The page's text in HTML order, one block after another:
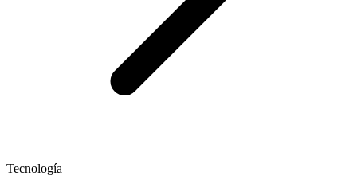
Tecnología